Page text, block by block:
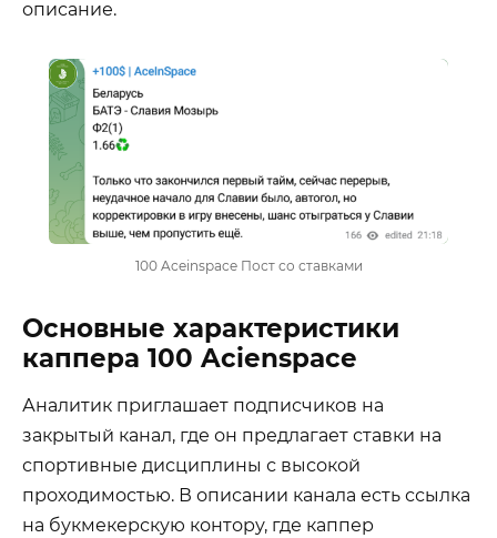
описание.
100 Aceinspace Пост со ставками
Основные характеристики
каппера 100 Acienspace
Аналитик приглашает подписчиков на
закрытый канал, где он предлагает ставки на
спортивные дисциплины с высокой
проходимостью. В описании канала есть ссылка
на букмекерскую контору, где каппер